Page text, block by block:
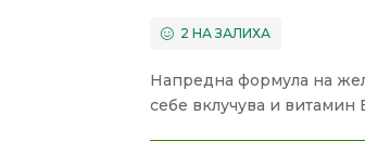
2 НА ЗАЛИХА
Напредна формула на
себе вклучува и витамин